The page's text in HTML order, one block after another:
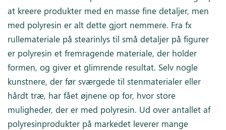
at kreere produkter med en masse fine detaljer, men
med polyresin er alt dette gjort nemmere. Fra fx
rullemateriale på stearinlys til små detaljer på figurer
er polyresin et fremragende materiale, der holder
formen, og giver et glimrende resultat. Selv nogle
kunstnere, der før sværgede til stenmaterialer eller
hårdt træ, har fået øjnene op for, hvor store
muligheder, der er med polyresin. Ud over antallet af
polyresinprodukter på markedet leverer mange